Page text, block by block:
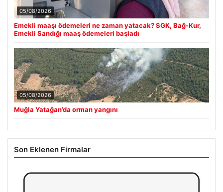
05/08/2026
Emekli maaşı ödemeleri ne zaman yatacak? SGK, Bağ-Kur,
Emekli Sandığı maaş ödemeleri başladı
05/08/2026
Muğla Yatağan’da orman yangını
Son Eklenen Firmalar